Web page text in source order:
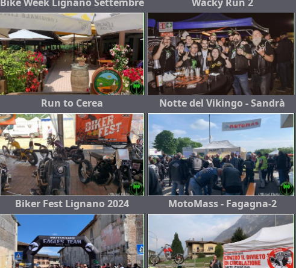
Run to Cerea Notte del Vikingo - Sandrà
Biker Fest Lignano 2024 MotoMass - Fagagna-2